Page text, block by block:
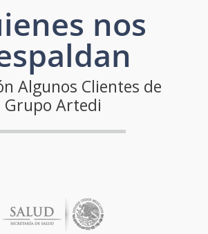
nos
Algunos Clientes de
Grupo Artedi